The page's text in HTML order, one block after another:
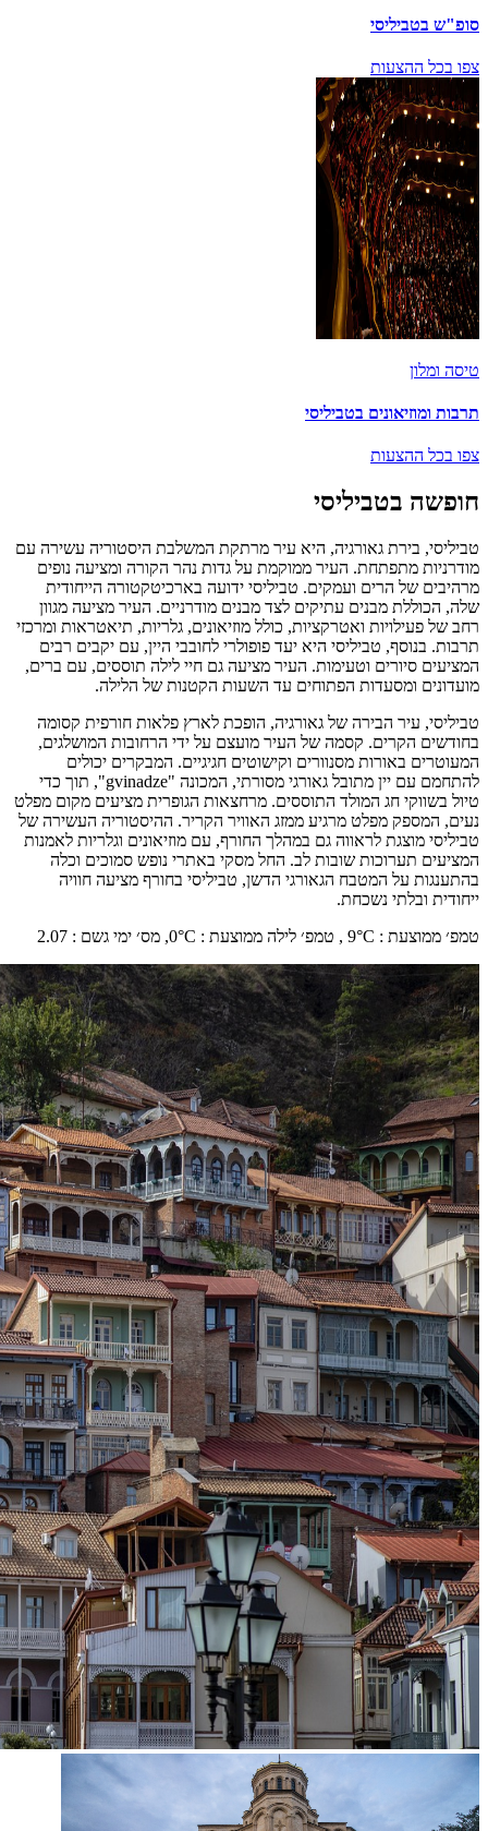
סופ"ש בטביליסי
צפו בכל ההצעות
טיסה ומלון
תרבות ומוזיאונים בטביליסי
צפו בכל ההצעות
חופשה בטביליסי
טביליסי, בירת גאורגיה, היא עיר מרתקת המשלבת היסטוריה עשירה עם
מודרניות מתפתחת. העיר ממוקמת על גדות נהר הקורה ומציעה נופים
מרהיבים של הרים ועמקים. טביליסי ידועה בארכיטקטורה הייחודית
שלה, הכוללת מבנים עתיקים לצד מבנים מודרניים. העיר מציעה מגוון
רחב של פעילויות ואטרקציות, כולל מוזיאונים, גלריות, תיאטראות ומרכזי
תרבות. בנוסף, טביליסי היא יעד פופולרי לחובבי היין, עם יקבים רבים
המציעים סיורים וטעימות. העיר מציעה גם חיי לילה תוססים, עם ברים,
מועדונים ומסעדות הפתוחים עד השעות הקטנות של הלילה.
טביליסי, עיר הבירה של גאורגיה, הופכת לארץ פלאות חורפית קסומה
בחודשים הקרים. קסמה של העיר מועצם על ידי הרחובות המושלגים,
המעוטרים באורות מסנוורים וקישוטים חגיגיים. המבקרים יכולים
להתחמם עם יין מתובל גאורגי מסורתי, המכונה "gvinadze", תוך כדי
טיול בשווקי חג המולד התוססים. מרחצאות הגופרית מציעים מקום מפלט
נעים, המספק מפלט מרגיע ממזג האוויר הקריר. ההיסטוריה העשירה של
טביליסי מוצגת לראווה גם במהלך החורף, עם מוזיאונים וגלריות לאמנות
המציעים תערוכות שובות לב. החל מסקי באתרי נופש סמוכים וכלה
בהתענגות על המטבח הגאורגי הדשן, טביליסי בחורף מציעה חוויה
ייחודית ובלתי נשכחת.
טמפ׳ ממוצעת :
9°C , טמפ׳ לילה ממוצעת :
0°C, מס׳ ימי גשם :
2.07